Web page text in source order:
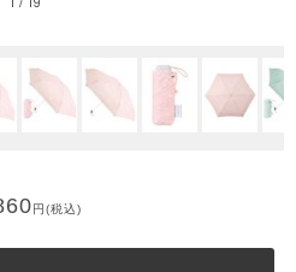
/
円(税込)